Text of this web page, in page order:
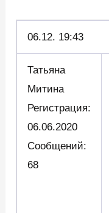
06.12. 19:43
Татьяна
Митина
Регистрация:
06.06.2020
Сообщений:
68